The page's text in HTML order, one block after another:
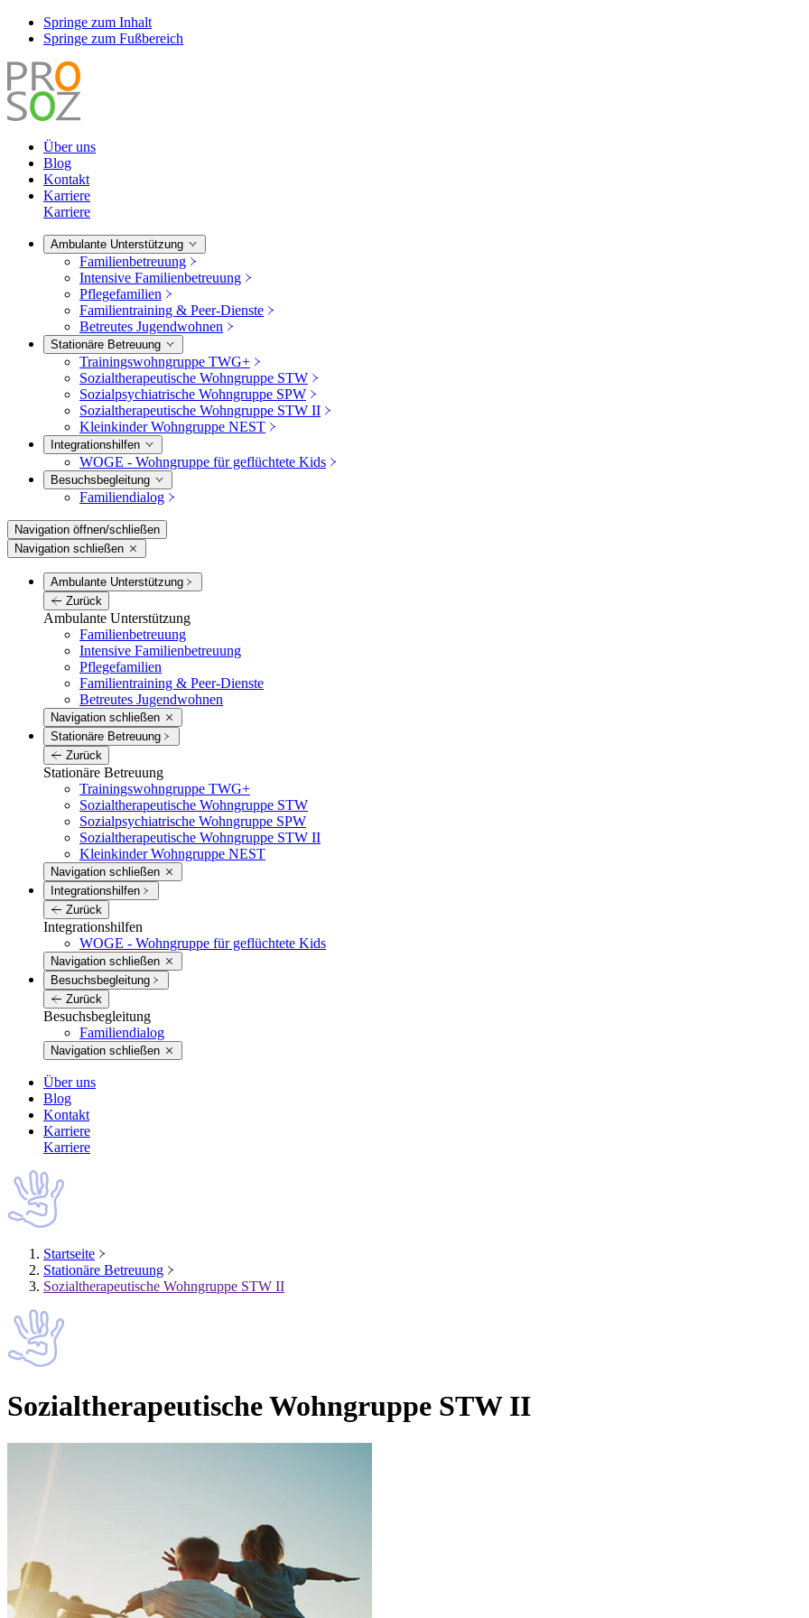
Springe zum Inhalt
Springe zum Fußbereich
Über uns
Blog
Kontakt
Karriere
Karriere
Ambulante Unterstützung
Familienbetreuung
Intensive Familienbetreuung
Pflegefamilien
Familientraining & Peer-Dienste
Betreutes Jugendwohnen
Stationäre Betreuung
Trainingswohngruppe TWG+
Sozialtherapeutische Wohngruppe STW
Sozialpsychiatrische Wohngruppe SPW
Sozialtherapeutische Wohngruppe STW II
Kleinkinder Wohngruppe NEST
Integrations­hilfen
WOGE - Wohngruppe für geflüchtete Kids
Besuchs­begleitung
Familiendialog
Navigation öffnen/schließen
Navigation schließen
Ambulante Unterstützung
Zurück
Ambulante Unterstützung
Familienbetreuung
Intensive Familienbetreuung
Pflegefamilien
Familientraining & Peer-Dienste
Betreutes Jugendwohnen
Navigation schließen
Stationäre Betreuung
Zurück
Stationäre Betreuung
Trainingswohngruppe TWG+
Sozialtherapeutische Wohngruppe STW
Sozialpsychiatrische Wohngruppe SPW
Sozialtherapeutische Wohngruppe STW II
Kleinkinder Wohngruppe NEST
Navigation schließen
Integrations­hilfen
Zurück
Integrations­hilfen
WOGE - Wohngruppe für geflüchtete Kids
Navigation schließen
Besuchs­begleitung
Zurück
Besuchs­begleitung
Familiendialog
Navigation schließen
Über uns
Blog
Kontakt
Karriere
Karriere
Startseite
Stationäre Betreuung
Sozialtherapeutische Wohngruppe STW II
Sozialtherapeutische Wohngruppe STW II